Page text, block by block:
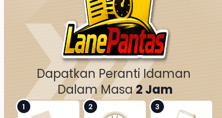
Dapatkan Peranti Idaman
Dalam Masa 2 Jam